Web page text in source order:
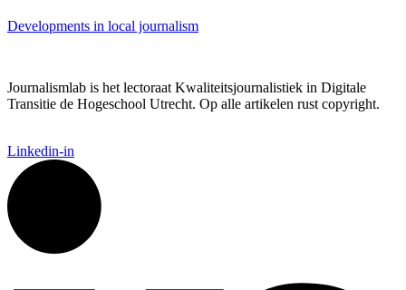
Developments in local journalism
Journalismlab is het lectoraat Kwaliteitsjournalistiek in Digitale
Transitie de Hogeschool Utrecht. Op alle artikelen rust copyright.
Linkedin-in